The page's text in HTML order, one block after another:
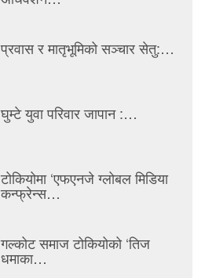
प्रवास र मातृभूमिको सञ्चार सेतु:…
घुम्टे युवा परिवार जापान :…
टोकियोमा ‘एफएनजे ग्लोबल मिडिया
कन्फ्रेन्स…
गल्कोट समाज टोकियोको ‘तिज
धमाका…